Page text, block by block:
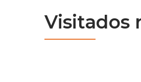
Visitados